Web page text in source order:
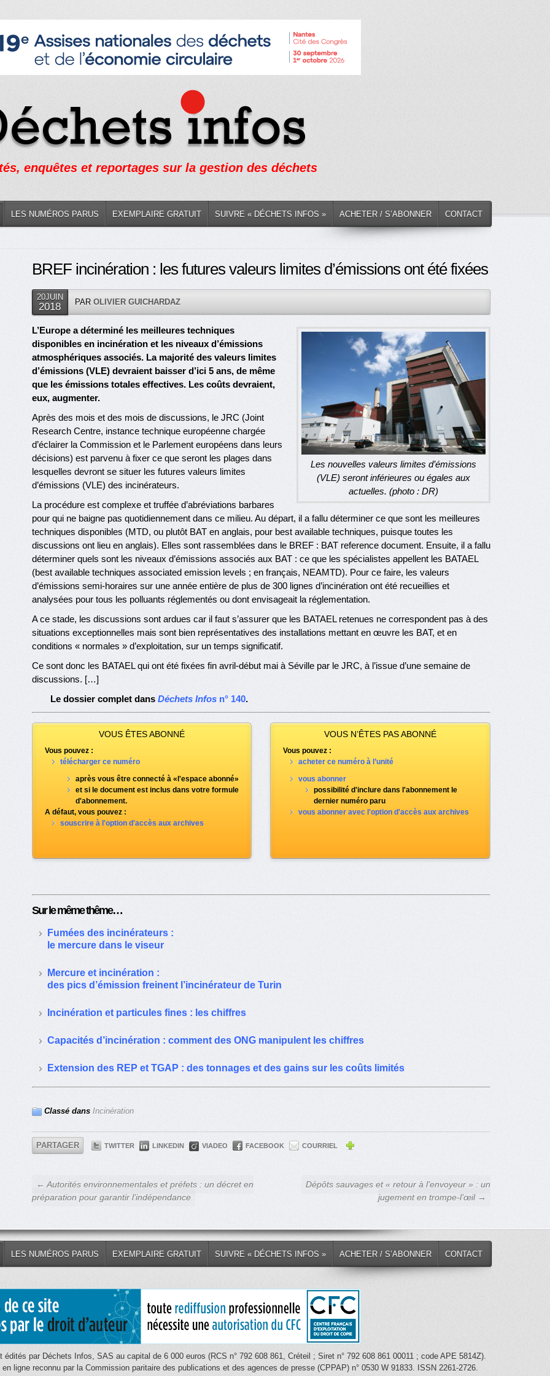
enquêtes et reportages sur la gestion des déchets
LES NUMÉROS PARUS EXEMPLAIRE GRATUIT SUIVRE « DÉCHETS INFOS » ACHETER / S’ABONNER CONTACT
BREF incinération : les futures valeurs limites d’émissions ont été fixées
20JUIN
2018 PAR OLIVIER GUICHARDAZ
Les nouvelles valeurs limites d’émissions
(VLE) seront inférieures ou égales aux
actuelles. (photo : DR)
L’Europe a déterminé les meilleures techniques
disponibles en incinération et les niveaux d’émissions
atmosphériques associés. La majorité des valeurs limites
d’émissions (VLE) devraient baisser d’ici 5 ans, de même
que les émissions totales effectives. Les coûts devraient,
eux, augmenter.
Après des mois et des mois de discussions, le JRC (Joint
Research Centre, instance technique européenne chargée
d’éclairer la Commission et le Parlement européens dans leurs
décisions) est parvenu à fixer ce que seront les plages dans
lesquelles devront se situer les futures valeurs limites
d’émissions (VLE) des incinérateurs.
La procédure est complexe et truffée d’abréviations barbares
pour qui ne baigne pas quotidiennement dans ce milieu. Au départ, il a fallu déterminer ce que sont les meilleures
techniques disponibles (MTD, ou plutôt BAT en anglais, pour best available techniques, puisque toutes les
discussions ont lieu en anglais). Elles sont rassemblées dans le BREF : BAT reference document. Ensuite, il a fallu
déterminer quels sont les niveaux d’émissions associés aux BAT : ce que les spécialistes appellent les BATAEL
(best available techniques associated emission levels ; en français, NEAMTD). Pour ce faire, les valeurs
d’émissions semi-horaires sur une année entière de plus de 300 lignes d’incinération ont été recueillies et
analysées pour tous les polluants réglementés ou dont envisageait la réglementation.
A ce stade, les discussions sont ardues car il faut s’assurer que les BATAEL retenues ne correspondent pas à des
situations exceptionnelles mais sont bien représentatives des installations mettant en œuvre les BAT, et en
conditions « normales » d’exploitation, sur un temps significatif.
Ce sont donc les BATAEL qui ont été fixées fin avril-début mai à Séville par le JRC, à l’issue d’une semaine de
discussions. […]
Le dossier complet dans Déchets Infosn° 140.
VOUS ÊTES ABONNÉ
Vous pouvez :
télécharger ce numéro
après vous être connecté à «l'espace abonné»
et si le document est inclus dans votre formule
d'abonnement.
A défaut, vous pouvez :
souscrire à l'option d'accès aux archives
VOUS N’ÊTES PAS ABONNÉ
Vous pouvez :
acheter ce numéro à l’unité
vous abonner
possibilité d'inclure dans l'abonnement le
dernier numéro paru
vous abonner avec l'option d'accès aux archives
Sur le même thême…
Fumées des incinérateurs :
le mercure dans le viseur
Mercure et incinération :
des pics d’émission freinent l’incinérateur de Turin
Incinération et particules fines : les chiffres
Capacités d’incinération : comment des ONG manipulent les chiffres
Extension des REP et TGAP : des tonnages et des gains sur les coûts limités
Classé dans Incinération
PARTAGER TWITTER LINKEDIN VIADEO FACEBOOK COURRIEL
← Autorités environnementales et préfets : un décret en
préparation pour garantir l’indépendance
Dépôts sauvages et « retour à l’envoyeur » : un
jugement en trompe-l’œil →
LES NUMÉROS PARUS EXEMPLAIRE GRATUIT SUIVRE « DÉCHETS INFOS » ACHETER / S’ABONNER CONTACT
édités par Déchets Infos, SAS au capital de 6 000 euros (RCS n° 792 608 861, Créteil ; Siret n° 792 608 861 00011 ; code APE 5814Z).
en ligne reconnu par la Commission paritaire des publications et des agences de presse (CPPAP) n° 0530 W 91833. ISSN 2261-2726.